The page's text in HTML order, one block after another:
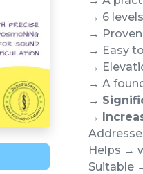
→ 6
→
→ Easy
→
→ A
→
→
Helps →
Suitable